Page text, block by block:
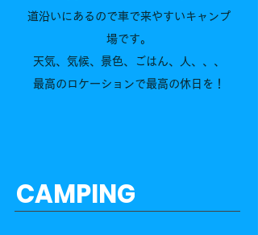
道沿いにあるので車で来やすいキャンプ
場です。
天気、気候、景色、ごはん、人、、、
最高のロケーションで最高の休日を！
CAMPING